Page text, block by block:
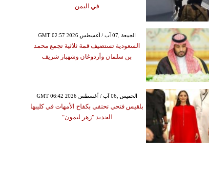
في اليمن
GMT 02:57 2026 الجمعة ,07 آب / أغسطس
السعودية تستضيف قمة ثلاثية تجمع محمد
بن سلمان وأردوغان وشهباز شريف
GMT 06:42 2026 الخميس ,06 آب / أغسطس
بلقيس فتحي تحتفي بكفاح الأمهات في كليبها
الجديد "زهر ليمون"